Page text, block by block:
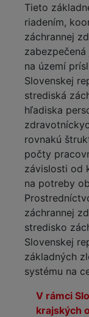
Tieto
riadením,
záchrannej
na území
Slovenskej
strediská
hľadiska
rovnakú
počty
závislosti od
na potreby
záchrannej
stredisko
Slovenskej
základných
systému na
V rámci
krajských